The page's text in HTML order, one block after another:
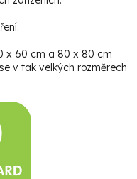
x 60 cm a 80 x 80 cm
v tak velkých rozměrech